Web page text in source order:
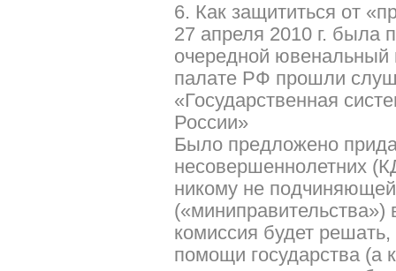
6. Как защититься от
27 апреля 2010 г. была
очередной
палате РФ прошли
«Государственная
России»
Было предложено
несовершеннолетних
никому не
комиссия будет
помощи государства (а